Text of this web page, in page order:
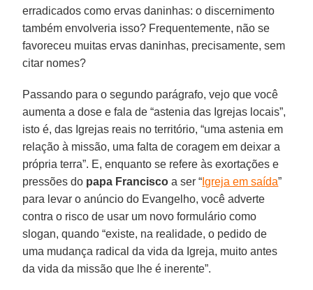
erradicados como ervas daninhas: o discernimento
também envolveria isso? Frequentemente, não se
favoreceu muitas ervas daninhas, precisamente, sem
citar nomes?
Passando para o segundo parágrafo, vejo que você
aumenta a dose e fala de “astenia das Igrejas locais”,
isto é, das Igrejas reais no território, “uma astenia em
relação à missão, uma falta de coragem em deixar a
própria terra”. E, enquanto se refere às exortações e
pressões do papa Francisco a ser “ Igreja em saída”
para levar o anúncio do Evangelho, você adverte
contra o risco de usar um novo formulário como
slogan, quando “existe, na realidade, o pedido de
uma mudança radical da vida da Igreja, muito antes
da vida da missão que lhe é inerente”.